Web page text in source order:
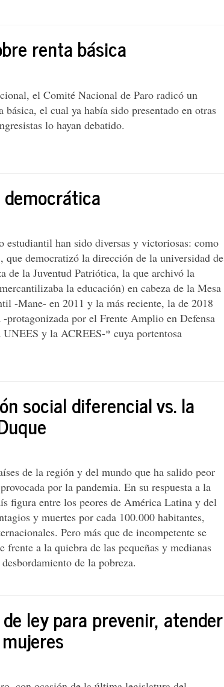
renta básica
el Comité Nacional de Paro radicó un
básica, el cual ya había sido presentado en otras
lo hayan debatido.
estudiantil han sido diversas y victoriosas: como
que democratizó la dirección de la universidad de
de la Juventud Patriótica, la que archivó la
la educación) en cabeza de la Mesa
-Mane- en 2011 y la más reciente, la de 2018
protagonizada por el Frente Amplio en Defensa
y la ACREES-* cuya portentosa
social diferencial vs. la
de la región y del mundo que ha salido peor
por la pandemia. En su respuesta a la
figura entre los peores de América Latina y del
y muertes por cada 100.000 habitantes,
Pero más que de incompetente se
a la quiebra de las pequeñas y medianas
de la pobreza.
ley para prevenir, atender